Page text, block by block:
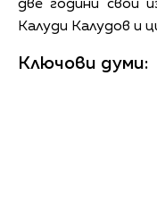
две години свои
Калуди Калудов и
Ключови думи: